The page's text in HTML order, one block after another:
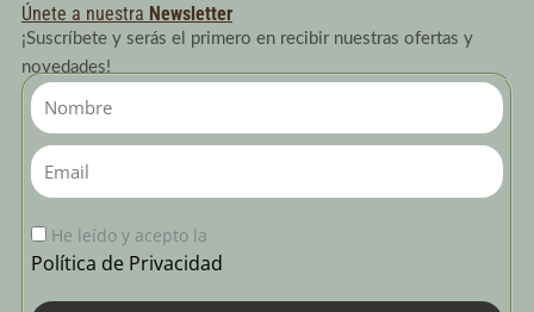
Únete a nuestra Newsletter
¡Suscríbete y serás el primero en recibir nuestras ofertas y
novedades!
Nombre
Email
He leído y acepto la
Política de Privacidad